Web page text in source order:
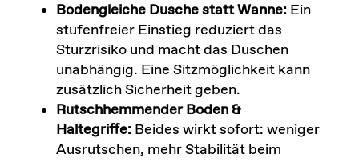
Bodengleiche Dusche statt Wanne:Ein
stufenfreier Einstieg reduziert das
Sturzrisiko und macht das Duschen
unabhängig. Eine Sitzmöglichkeit kann
zusätzlich Sicherheit geben.
Rutschhemmender Boden &
Haltegriffe:Beides wirkt sofort: weniger
Ausrutschen, mehr Stabilität beim